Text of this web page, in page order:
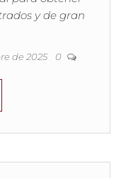
y de gran
de 2025 0